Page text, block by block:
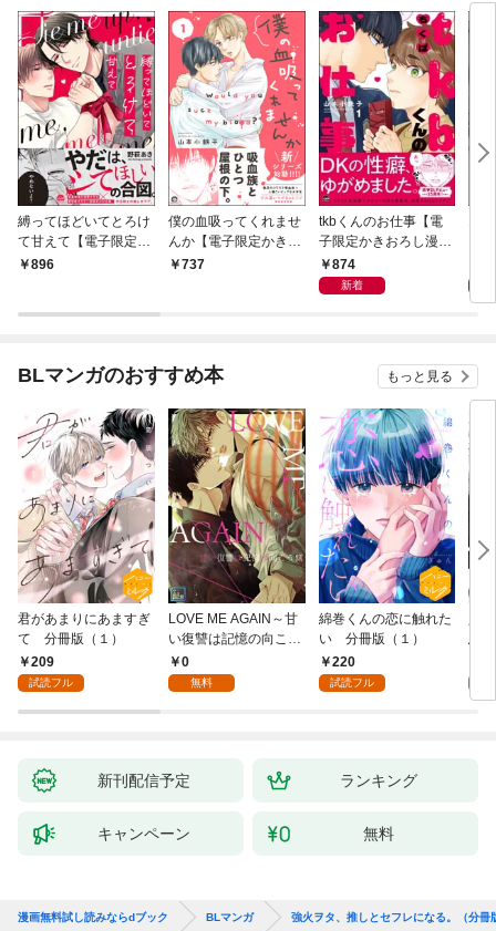
縛ってほどいてとろけ
て甘えて【電子限定か
きおろし漫画付】
896
僕の血吸ってくれませ
んか【電子限定かきお
ろし漫画付】 1
737
tkbくんのお仕事【電
子限定かきおろし漫画
付】 （1）
874
新着
BLマンガのおすすめ本 もっと見る
君があまりにあますぎ
て 分冊版（１）
209
試読フル
LOVE ME AGAIN～甘
い復讐は記憶の向こう
側～【全年齢版】(1)
0
無料
綿巻くんの恋に触れた
い 分冊版（１）
220
試読フル
悪
新刊配信予定 ランキング
キャンペーン 無料
漫画無料試し読みならdブック BLマンガ 強火ヲタ、推しとセフレになる。（分冊